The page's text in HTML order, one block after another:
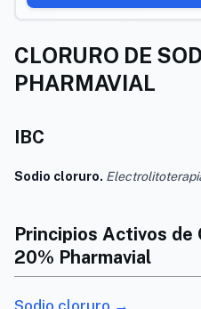
CLORURO DE
PHARMAVIAL
IBC
Sodio cloruro.
Principios Activos de
20% Pharmavial
Sodio cloruro →